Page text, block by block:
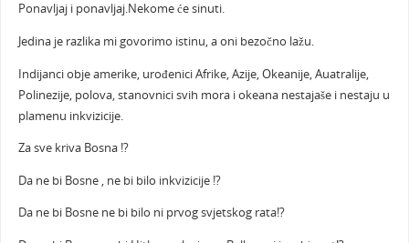
Ponavljaj i ponavljaj.Nekome će sinuti.
Jedina je razlika mi govorimo istinu, a oni bezočno lažu.
Indijanci obje amerike, urođenici Afrike, Azije, Okeanije, Auatralije,
Polinezije, polova, stanovnici svih mora i okeana nestajaše i nestaju u
plamenu inkvizicije.
Za sve kriva Bosna !?
Da ne bi Bosne , ne bi bilo inkvizicije !?
Da ne bi Bosne ne bi bilo ni prvog svjetskog rata!?